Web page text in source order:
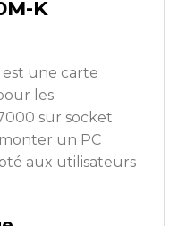
K
est une carte
les
sur socket
un PC
aux utilisateurs